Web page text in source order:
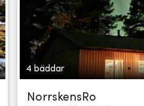
4 bäddar
NorrskensRo